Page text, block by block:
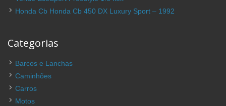
Honda Cb Honda Cb 450 DX Luxury Sport – 1992
Categorias
Barcos e Lanchas
Caminhões
Carros
Motos